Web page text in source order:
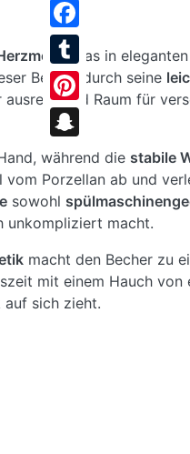
Twitter
Facebook
Tumblr
Pinterest
Snapchat
, das in
Becher durch seine
ausreichend Raum für
während die stabile
Porzellan ab und
sowohl
unkompliziert macht.
macht den Becher zu
mit einem Hauch
auf sich zieht.